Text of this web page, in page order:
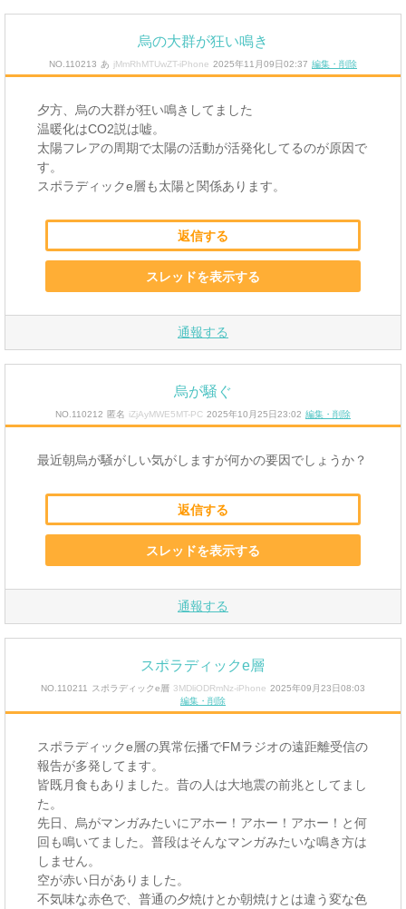
烏の大群が狂い鳴き
NO.110213 あ jMmRhMTUwZT-iPhone 2025年11月09日02:37 編集・削除
夕方、烏の大群が狂い鳴きしてました
温暖化はCO2説は嘘。
太陽フレアの周期で太陽の活動が活発化してるのが原因で
す。
スポラディックe層も太陽と関係あります。
返信する
スレッドを表示する
通報する
烏が騒ぐ
NO.110212 匿名 iZjAyMWE5MT-PC 2025年10月25日23:02 編集・削除
最近朝烏が騒がしい気がしますが何かの要因でしょうか？
返信する
スレッドを表示する
通報する
スポラディックe層
NO.110211 スポラディックe層 3MDliODRmNz-iPhone 2025年09月23日08:03
編集・削除
スポラディックe層の異常伝播でFMラジオの遠距離受信の
報告が多発してます。
皆既月食もありました。昔の人は大地震の前兆としてまし
た。
先日、烏がマンガみたいにアホー！アホー！アホー！と何
回も鳴いてました。普段はそんなマンガみたいな鳴き方は
しません。
空が赤い日がありました。
不気味な赤色で、普通の夕焼けとか朝焼けとは違う変な色